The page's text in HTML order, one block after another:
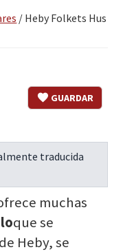
/ Heby Folkets Hus
GUARDAR
traducida
muchas
que se
Heby, se